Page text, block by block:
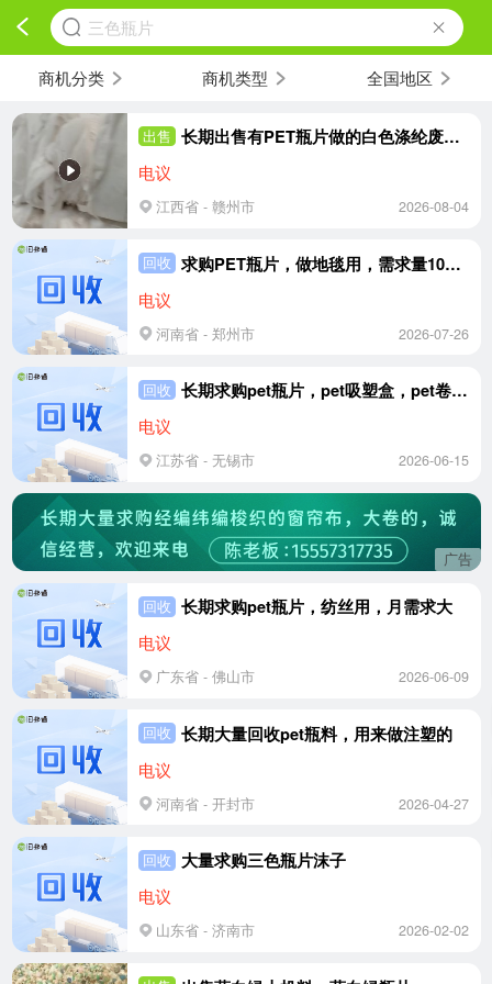
三色瓶片
商机分类 商机类型 全国地区
出售 长期出售有PET瓶片做的白色涤纶废丝，白色涤纶无纺布，混合打包，现货有二三十吨，货在江西赣州
电议
江西省 - 赣州市 2026-08-04
回收 求购PET瓶片，做地毯用，需求量100多吨
电议
河南省 - 郑州市 2026-07-26
回收 长期求购pet瓶片，pet吸塑盒，pet卷膜，工厂纺丝用，月需求2000吨，需要带票
电议
江苏省 - 无锡市 2026-06-15
广告
回收 长期求购pet瓶片，纺丝用，月需求大
电议
广东省 - 佛山市 2026-06-09
回收 长期大量回收pet瓶料，用来做注塑的
电议
河南省 - 开封市 2026-04-27
回收 大量求购三色瓶片沫子
电议
山东省 - 济南市 2026-02-02